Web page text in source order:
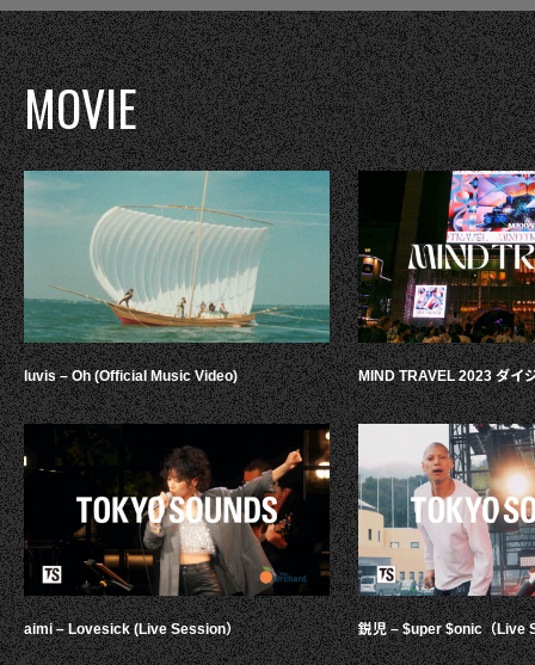
MOVIE
luvis – Oh (Official Music Video)
aimi – Lovesick (Live Session）
MIND TRAVEL 2023 ダイ
鋭児 – $uper $onic（Live